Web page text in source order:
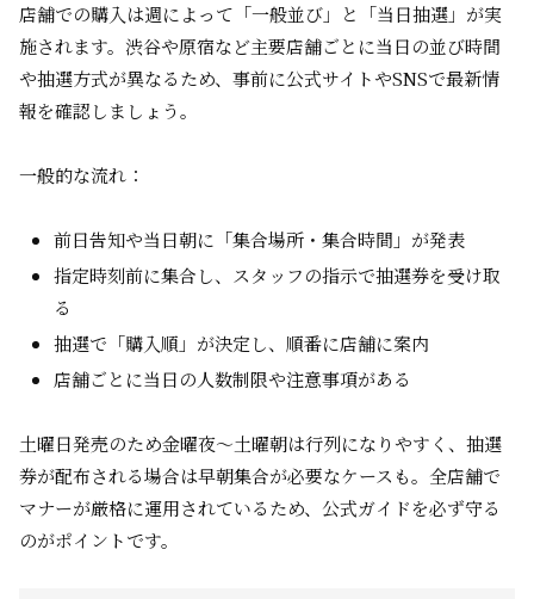
店舗での購入は週によって「一般並び」と「当日抽選」が実
施されます。渋谷や原宿など主要店舗ごとに当日の並び時間
や抽選方式が異なるため、事前に公式サイトやSNSで最新情
報を確認しましょう。
一般的な流れ：
前日告知や当日朝に「集合場所・集合時間」が発表
指定時刻前に集合し、スタッフの指示で抽選券を受け取
る
抽選で「購入順」が決定し、順番に店舗に案内
店舗ごとに当日の人数制限や注意事項がある
土曜日発売のため金曜夜～土曜朝は行列になりやすく、抽選
券が配布される場合は早朝集合が必要なケースも。全店舗で
マナーが厳格に運用されているため、公式ガイドを必ず守る
のがポイントです。